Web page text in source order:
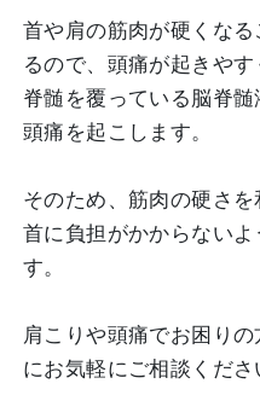
首や肩の筋肉が硬くな
るので、頭痛が起きや
脊髄を覆っている脳脊
頭痛を起こします。
そのため、筋肉の硬さを
首に負担がかからない
す。
肩こりや頭痛でお困りの
にお気軽にご相談くださ